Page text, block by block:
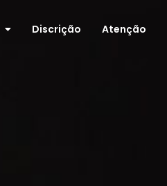
Discrição Atenção